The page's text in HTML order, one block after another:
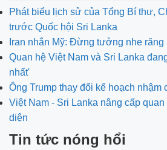
Phát biểu lịch sử của Tổng Bí thư,
trước Quốc hội Sri Lanka
Iran nhắn Mỹ: Đừng tưởng nhe
Quan hệ Việt Nam và Sri Lanka
nhất'
Ông Trump thay đổi kế hoạch nhậm
Việt Nam - Sri Lanka nâng cấp
diện
Tin tức nóng hổi